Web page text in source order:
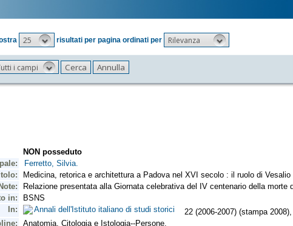
25 risultati per pagina ordinati per Rilevanza
i campi